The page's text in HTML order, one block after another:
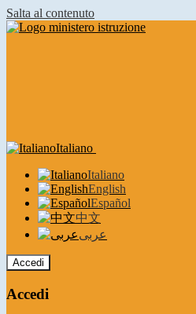
Salta al contenuto
Italiano
Italiano
English
Español
中文
عربى
Accedi
Accedi